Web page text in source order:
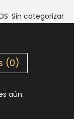
Sin categorizar
(0)
aún.